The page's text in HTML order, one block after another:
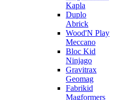
Kapla
Duplo
Abrick
Wood'N Play
Meccano
Bloc Kid
Ninjago
Gravitrax
Geomag
Fabrikid
Magformers